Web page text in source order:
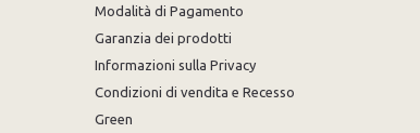
Modalità di Pagamento
Garanzia dei prodotti
Informazioni sulla Privacy
Condizioni di vendita e Recesso
Green